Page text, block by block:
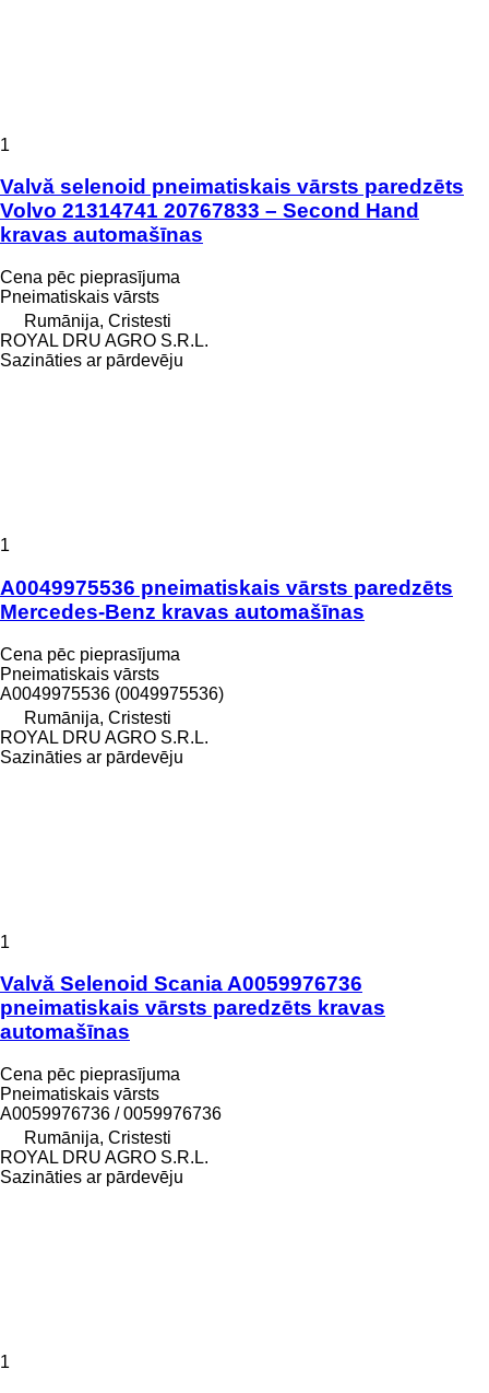
1
Valvă selenoid pneimatiskais vārsts paredzēts
Volvo 21314741 20767833 – Second Hand
kravas automašīnas
Cena pēc pieprasījuma
Pneimatiskais vārsts
Rumānija, Cristesti
ROYAL DRU AGRO S.R.L.
Sazināties ar pārdevēju
1
A0049975536 pneimatiskais vārsts paredzēts
Mercedes-Benz kravas automašīnas
Cena pēc pieprasījuma
Pneimatiskais vārsts
A0049975536 (0049975536)
Rumānija, Cristesti
ROYAL DRU AGRO S.R.L.
Sazināties ar pārdevēju
1
Valvă Selenoid Scania A0059976736
pneimatiskais vārsts paredzēts kravas
automašīnas
Cena pēc pieprasījuma
Pneimatiskais vārsts
A0059976736 / 0059976736
Rumānija, Cristesti
ROYAL DRU AGRO S.R.L.
Sazināties ar pārdevēju
1